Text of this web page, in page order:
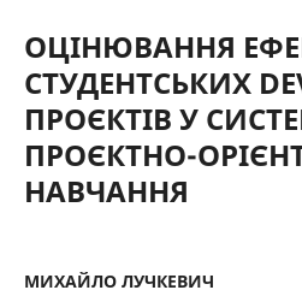
ОЦІНЮВАННЯ
СТУДЕНТСЬКИХ
ПРОЄКТІВ У
ПРОЄКТНО-
НАВЧАННЯ
МИХАЙЛО ЛУЧКЕВИЧ